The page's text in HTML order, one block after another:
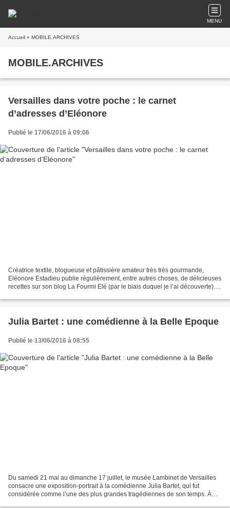
MENU
Accueil » MOBILE.ARCHIVES
MOBILE.ARCHIVES
Versailles dans votre poche : le carnet
d’adresses d’Eléonore
Publié le 17/06/2016 à 09:06
Créatrice textile, blogueuse et pâtissière amateur très très gourmande,
Eléonore Estadieu publie régulièrement, entre autres choses, de délicieuses
recettes sur son blog La Fourmi Elé (par le biais duquel je l’ai découverte).
Julia Bartet : une comédienne à la Belle Epoque
Publié le 13/06/2016 à 08:55
Du samedi 21 mai au dimanche 17 juillet, le musée Lambinet de Versailles
consacre une exposition-portrait à la comédienne Julia Bartet, qui fut
considérée comme l’une des plus grandes tragédiennes de son temps. À